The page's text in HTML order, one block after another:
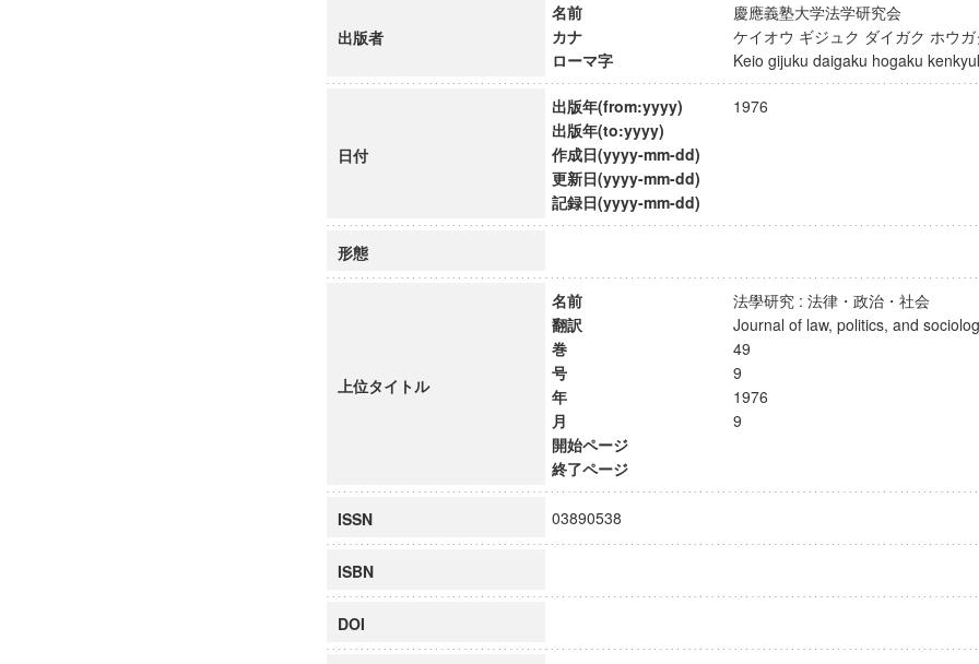
デジタルメディア・コンテンツ統合研究センター
慶應義塾大学グローバルCOEプログラム市民社会ガバナンス教育研究センター
慶應義塾大学グローバルCOEプログラム論理と感性の先端的教育研究拠点
博士課程教育リーディングプログラム「超成熟社会発展のサイエンス」
出版者
名前
慶應義塾大学法学研究会
カナ
ケイオウ ギジュク ダイガク ホウ
ローマ字
Keio gijuku daigaku hogaku
日付
出版年(from:yyyy)
1976
出版年(to:yyyy)
作成日(yyyy-mm-dd)
更新日(yyyy-mm-dd)
記録日(yyyy-mm-dd)
形態
上位タイトル
名前
法學研究 : 法律・政治・社会
翻訳
Journal of law, politics, and
巻
49
号
9
年
1976
月
9
開始ページ
終了ページ
ISSN 03890538
ISBN
DOI